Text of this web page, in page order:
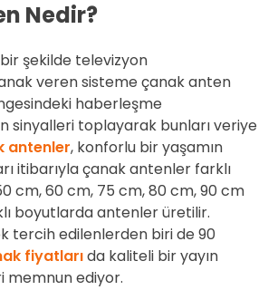
Nedir?
şekilde televizyon
veren sisteme çanak anten
haberleşme
sinyalleri toplayarak bunları veriye
antenler, konforlu bir yaşamın
itibarıyla çanak antenler farklı
cm, 60 cm, 75 cm, 80 cm, 90 cm
boyutlarda antenler üretilir.
tercih edilenlerden biri de 90
fiyatlarıda kaliteli bir yayın
memnun ediyor.